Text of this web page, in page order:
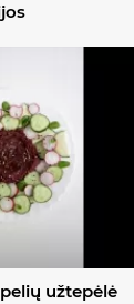
užtepėlė